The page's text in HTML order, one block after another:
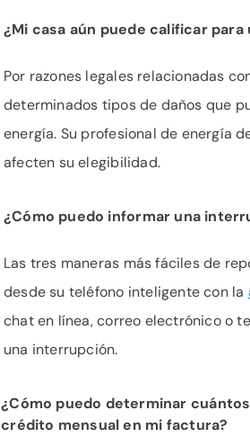
¿Mi casa aún puede calificar para
Por razones legales relacionadas
determinados tipos de daños que
energía. Su profesional de energía
afecten su elegibilidad.
¿Cómo puedo informar una
Las tres maneras más fáciles de
desde su teléfono inteligente con la
chat en línea, correo electrónico o
una interrupción.
¿Cómo puedo determinar
crédito mensual en mi factura?